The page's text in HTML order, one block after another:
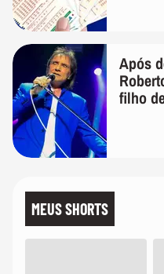
Após
filho
MEUS SHORTS